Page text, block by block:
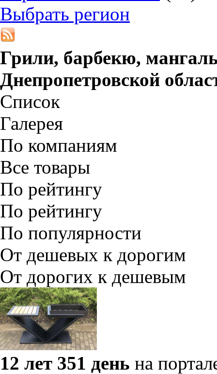
Выбрать регион
Грили, барбекю,
Днепропетровской
Список
Галерея
По компаниям
Все товары
По рейтингу
По рейтингу
По популярности
От дешевых к дорогим
От дорогих к дешевым
12 лет 351 день на